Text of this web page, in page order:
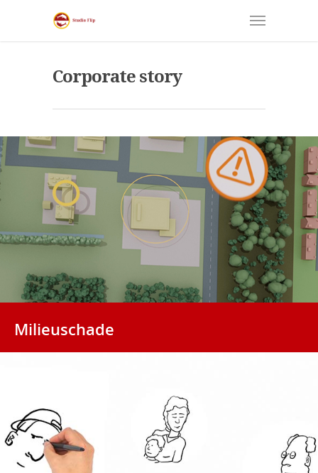
Corporate story
Milieuschade